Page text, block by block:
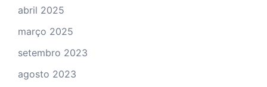
abril 2025
março 2025
setembro 2023
agosto 2023